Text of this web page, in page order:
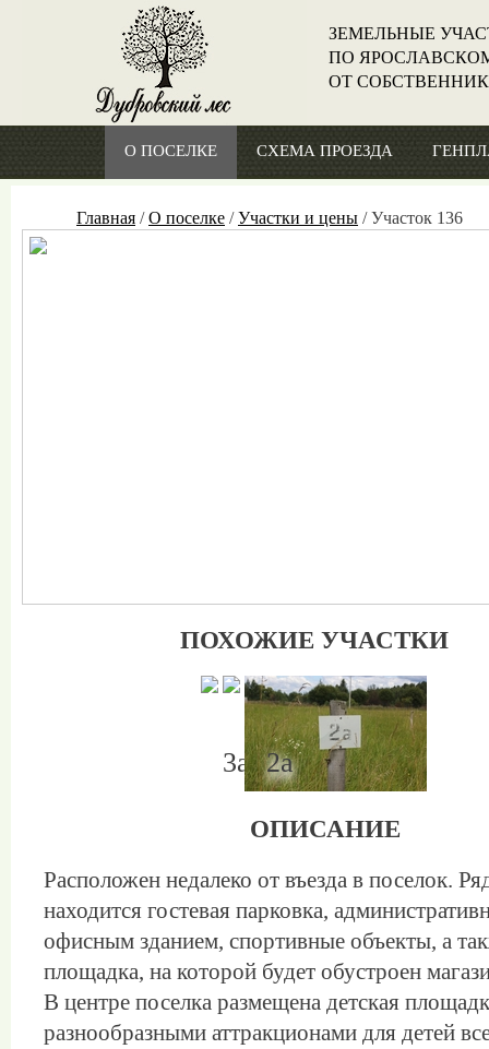
ЗЕМЕЛЬНЫЕ
ПО
ОТ
О ПОСЕЛКЕ СХЕМА ПРОЕЗДА
Главная /О поселке /Участки и цены /Участок 136
ПОХОЖИЕ УЧАСТКИ
3а3 2а
ОПИСАНИЕ
Расположен недалеко от въезда в поселок.
находится гостевая парковка,
офисным зданием, спортивные объекты, а
площадка, на которой будет обустроен
В центре поселка размещена детская
разнообразными аттракционами для детей